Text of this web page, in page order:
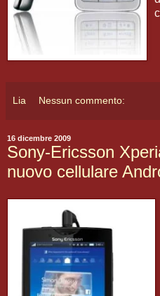
Lia Nessun commento:
16 dicembre 2009
Sony-Ericsson
nuovo cellulare